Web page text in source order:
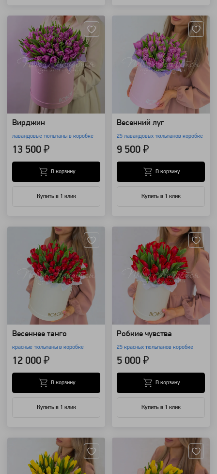
Вирджин
лавандовые тюльпаны в коробке
13 500 ₽
Купить в 1 клик
В корзину
Весенний луг
25 лавандовых тюльпанов коробке
9 500 ₽
Купить в 1 клик
В корзину
Весеннее танго
красные тюльпаны в коробке
12 000 ₽
Купить в 1 клик
В корзину
Робкие чувства
25 красных тюльпанов коробке
5 000 ₽
Купить в 1 клик
В корзину